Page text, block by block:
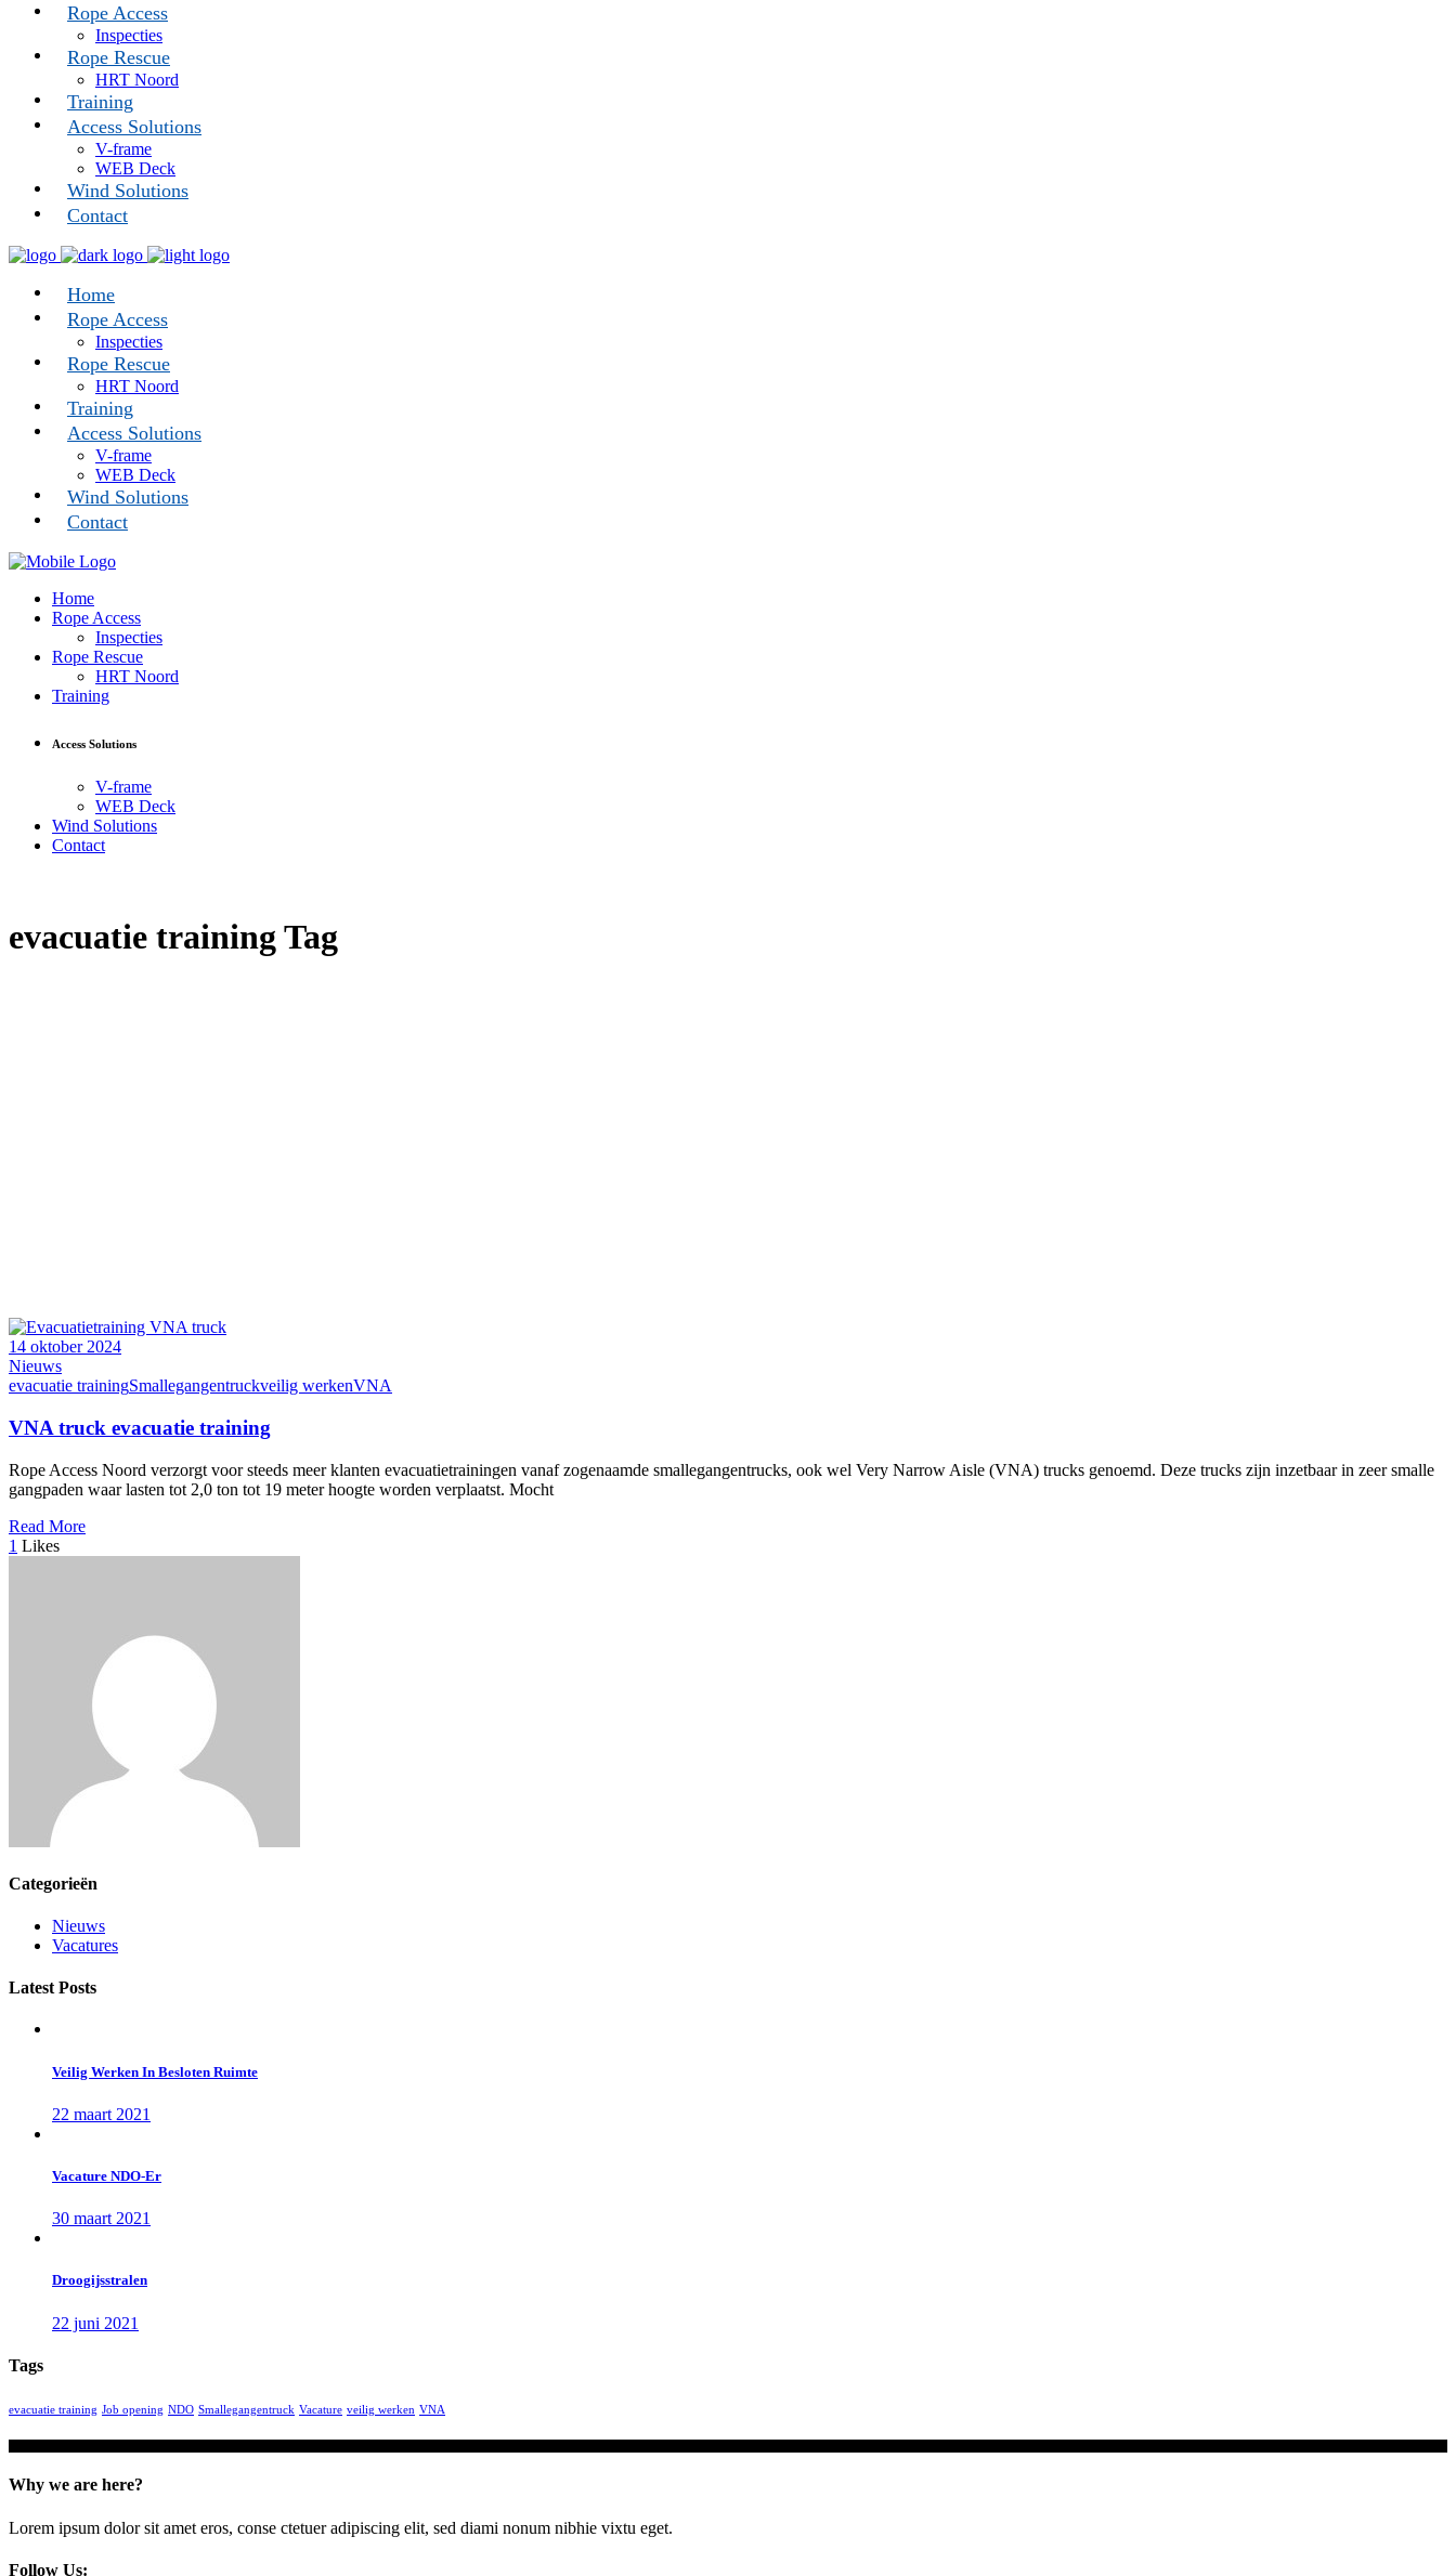
Rope Access
Inspecties
Rope Rescue
HRT Noord
Training
Access Solutions
V-frame
WEB Deck
Wind Solutions
Contact
Home
Rope Access
Inspecties
Rope Rescue
HRT Noord
Training
Access Solutions
V-frame
WEB Deck
Wind Solutions
Contact
Home
Rope Access
Inspecties
Rope Rescue
HRT Noord
Training
Access Solutions
V-frame
WEB Deck
Wind Solutions
Contact
evacuatie training Tag
14 oktober 2024
Nieuws
evacuatie trainingSmallegangentruckveilig werkenVNA
VNA truck evacuatie training
Rope Access Noord verzorgt voor steeds meer klanten evacuatietrainingen vanaf zogenaamde smallegangentrucks, ook wel Very Narrow Aisle (VNA) trucks genoemd. Deze trucks zijn inzetbaar in zeer smalle
gangpaden waar lasten tot 2,0 ton tot 19 meter hoogte worden verplaatst. Mocht
Read More
1 Likes
Categorieën
Nieuws
Vacatures
Latest Posts
Veilig Werken In Besloten Ruimte
22 maart 2021
Vacature NDO-Er
30 maart 2021
Droogijsstralen
22 juni 2021
Tags
evacuatie training Job opening NDO Smallegangentruck Vacature veilig werken VNA
Why we are here?
Lorem ipsum dolor sit amet eros, conse ctetuer adipiscing elit, sed diami nonum nibhie vixtu eget.
Follow Us: